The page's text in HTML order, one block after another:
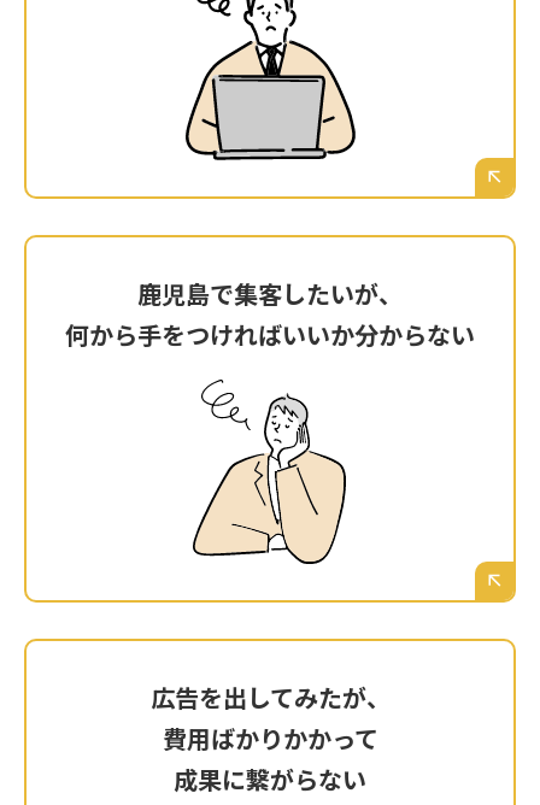
Googleアナリティクス（アクセス解析）をたま
に開いてみても、訪問者数はほぼゼロ。鹿児島
の知人以外、一体誰が見ているのだろうか…と
鹿児島で集客したいが、
何から手をつければいいか分からない
鹿児島で集客したいが、
何から手をつければいいか分からない
SEO対策、ウェブ広告、SNS…言葉は聞くけれ
ど、自社の場合、鹿児島の顧客にアプローチす
るには、どれが正解なのか。専門知識がなく、
最初の一歩が踏み出せない。
広告を出してみたが、
費用ばかりかかって
成果に繋がらない
広告を出してみたが、
費用ばかりかかって
成果に繋がらない